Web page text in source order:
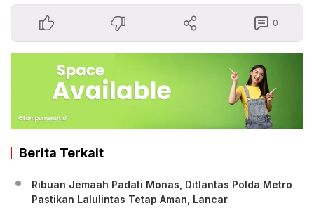
0
Berita Terkait
Ribuan Jemaah Padati Monas, Ditlantas Polda Metro
Pastikan Lalulintas Tetap Aman, Lancar